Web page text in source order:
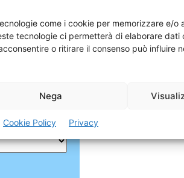
come i cookie per memorizzare e/o
tecnologie ci permetterà di elaborare dati
o ritirare il consenso può influire
Nega
Cookie Policy Privacy